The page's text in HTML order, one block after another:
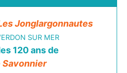
Jonglargonnautes
SUR MER
120 ans de
Savonnier